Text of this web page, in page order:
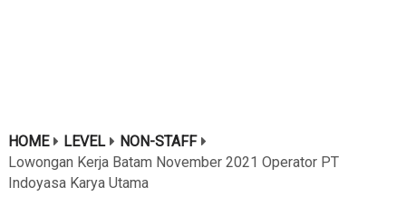
HOME LEVEL
NON-STAFF
Lowongan Kerja Batam November 2021 Operator PT
Indoyasa Karya Utama